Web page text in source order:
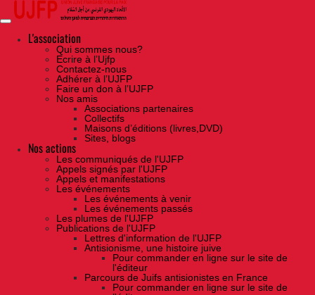
Skip
the
contentL'association
Qui sommes nous?
Ecrire à l’Ujfp
Contactez-nous
Adhérer à l’UJFP
Faire un don à l’UJFP
Nos amis
Associations partenaires
Collectifs
Maisons d’éditions (livres,DVD)
Sites, blogs
Nos actions
Les communiqués de l'UJFP
Appels signés par l'UJFP
Appels et manifestations
Les événements
Les événements à venir
Les événements passés
Les plumes de l'UJFP
Publications de l'UJFP
Lettres d'information de l'UJFP
Antisionisme, une histoire juive
Pour commander en ligne sur le site de
l'éditeur
Parcours de Juifs antisionistes en France
Pour commander en ligne sur le site de